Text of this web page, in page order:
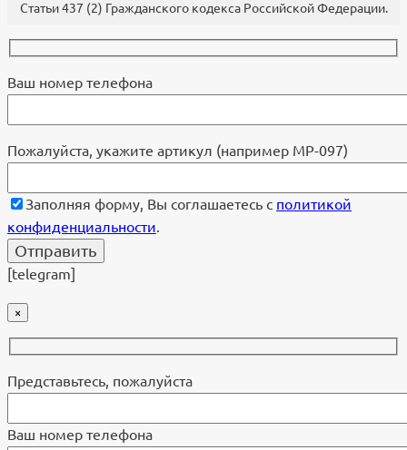
Статьи 437 (2) Гражданского кодекса Российской Федерации.
Ваш номер телефона
Пожалуйста, укажите артикул (например МР-097)
Заполняя форму, Вы соглашаетесь с политикой
конфиденциальности.
[telegram]
×
Представьтесь, пожалуйста
Ваш номер телефона